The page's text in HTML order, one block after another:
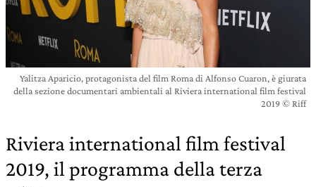
Yalitza Aparicio, protagonista del film Roma di Alfonso Cuaron, è giurata
della sezione documentari ambientali al Riviera international film festival
2019 © Riff
Riviera international film festival
2019, il programma della terza